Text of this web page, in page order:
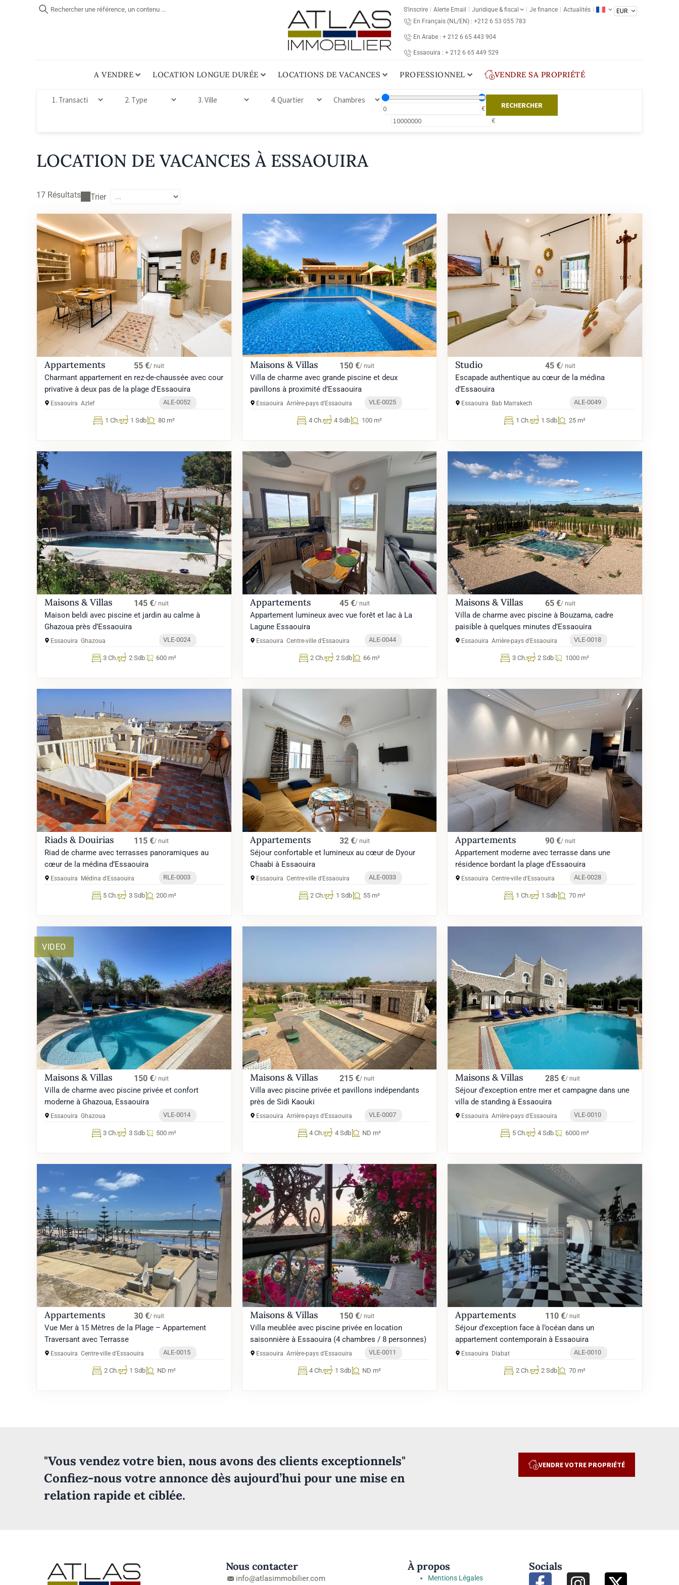
Rechercher une référence, un contenu ... S’inscrire Alerte Email Juridique & fiscal Je finance
Actualités
En Français (NL/EN) : +212 6 53 055 783
En Arabe : + 212 6 65 443 904
Essaouira : + 212 6 65 449 529
A VENDRE LOCATION LONGUE DURÉE LOCATIONS DE VACANCES PROFESSIONNEL VENDRE SA PROPRIÉTÉ
€
€
RECHERCHER
LOCATION DE VACANCES À ESSAOUIRA
17 Résultats Trier
Appartements 55 €/ nuit
Charmant appartement en rez-de-chaussée avec cour
privative à deux pas de la plage d'Essaouira
Essaouira Azlef ALE-0052
1 Ch. 1 Sdb 80 m²
Maisons & Villas 150 €/ nuit
Villa de charme avec grande piscine et deux
pavillons à proximité d’Essaouira
Essaouira Arrière-pays d'Essaouira VLE-0025
4 Ch. 4 Sdb 100 m²
Studio 45 €/ nuit
Escapade authentique au cœur de la médina
d’Essaouira
Essaouira Bab Marrakech ALE-0049
1 Ch. 1 Sdb 25 m²
Maisons & Villas 145 €/ nuit
Maison beldi avec piscine et jardin au calme à
Ghazoua près d’Essaouira
Essaouira Ghazoua VLE-0024
3 Ch. 2 Sdb 600 m²
Appartements 45 €/ nuit
Appartement lumineux avec vue forêt et lac à La
Lagune Essaouira
Essaouira Centre-ville d'Essaouira ALE-0044
2 Ch. 2 Sdb 66 m²
Maisons & Villas 65 €/ nuit
Villa de charme avec piscine à Bouzama, cadre
paisible à quelques minutes d’Essaouira
Essaouira Arrière-pays d'Essaouira VLE-0018
3 Ch. 2 Sdb 1000 m²
Riads & Douirias 115 €/ nuit
Riad de charme avec terrasses panoramiques au
cœur de la médina d’Essaouira
Essaouira Médina d'Essaouira RLE-0003
5 Ch. 3 Sdb 200 m²
Appartements 32 €/ nuit
Séjour confortable et lumineux au cœur de Dyour
Chaabi à Essaouira
Essaouira Centre-ville d'Essaouira ALE-0033
2 Ch. 1 Sdb 55 m²
Appartements 90 €/ nuit
Appartement moderne avec terrasse dans une
résidence bordant la plage d'Essaouira
Essaouira Centre-ville d'Essaouira ALE-0028
1 Ch. 1 Sdb 70 m²
VIDEO
Maisons & Villas 150 €/ nuit
Villa de charme avec piscine privée et confort
moderne à Ghazoua, Essaouira
Essaouira Ghazoua VLE-0014
3 Ch. 3 Sdb 500 m²
Maisons & Villas 215 €/ nuit
Villa avec piscine privée et pavillons indépendants
près de Sidi Kaouki
Essaouira Arrière-pays d'Essaouira VLE-0007
4 Ch. 4 Sdb ND m²
Maisons & Villas 285 €/ nuit
Séjour d’exception entre mer et campagne dans une
villa de standing à Essaouira
Essaouira Arrière-pays d'Essaouira VLE-0010
5 Ch. 4 Sdb 6000 m²
Appartements 30 €/ nuit
Vue Mer à 15 Mètres de la Plage – Appartement
Traversant avec Terrasse
Essaouira Centre-ville d'Essaouira ALE-0015
2 Ch. 1 Sdb ND m²
Maisons & Villas 150 €/ nuit
Villa meublée avec piscine privée en location
saisonnière à Essaouira (4 chambres / 8 personnes)
Essaouira Arrière-pays d'Essaouira VLE-0011
4 Ch. 1 Sdb ND m²
Appartements 110 €/ nuit
Séjour d’exception face à l’océan dans un
appartement contemporain à Essaouira
Essaouira Diabat ALE-0010
2 Ch. 2 Sdb 70 m²
"Vous vendez votre bien, nous avons des clients exceptionnels"
Confiez-nous votre annonce dès aujourd’hui pour une mise en
relation rapide et ciblée.
VENDRE VOTRE PROPRIÉTÉ
Nous contacter
info@atlasimmobilier.com
À propos
Mentions Légales
Socials